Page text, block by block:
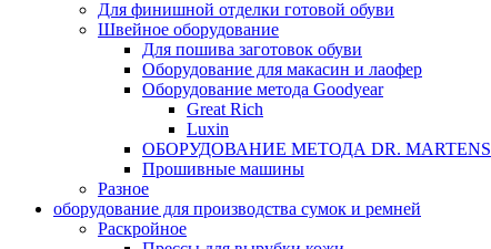
Для финишной отделки готовой обуви
Швейное оборудование
Для пошива заготовок обуви
Оборудование для макасин и лаофер
Оборудование метода Goodyear
Great Rich
Luxin
ОБОРУДОВАНИЕ МЕТОДА DR. MARTENS
Прошивные машины
Разное
оборудование для производства сумок и ремней
Раскройное